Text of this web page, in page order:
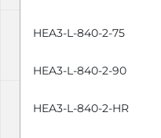
HEA3-L-840-2-75
HEA3-L-840-2-90
HEA3-L-840-2-HR